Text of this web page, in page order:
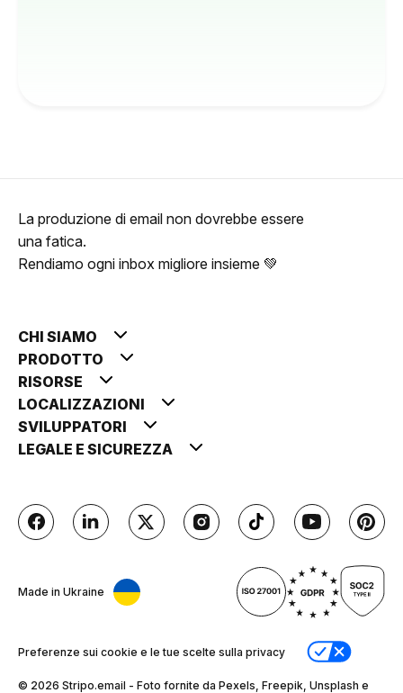
La produzione di email non dovrebbe essere
una fatica.
Rendiamo ogni inbox migliore insieme 💚
CHI SIAMO
PRODOTTO
RISORSE
LOCALIZZAZIONI
SVILUPPATORI
LEGALE E SICUREZZA
Made in Ukraine
Preferenze sui cookie e le tue scelte sulla privacy
© 2026 Stripо.email - Foto fornite da Pexels, Freepik, Unsplash e